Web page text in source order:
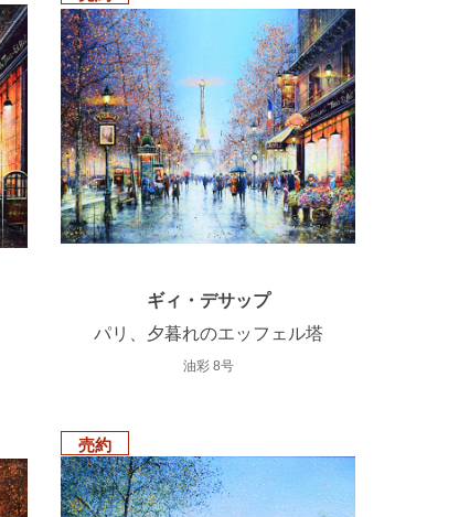
ギィ・デサップ
パリ、夕暮れのエッフェル塔
油彩 8号
売約